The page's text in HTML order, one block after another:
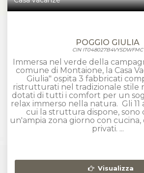
POGGIO GIULIA
CIN IT048027B4VYSDWFMC
Immersa nel verde della
comune di Montaione, la Casa
Giulia" ospita 3 fabbricati
ristrutturati nel tradizionale stile
dotati di tutti i comfort per un
relax immerso nella natura. Gli
cui la struttura dispone, sono
un'ampia zona giorno con cucina,
privati. ...
Visualizza